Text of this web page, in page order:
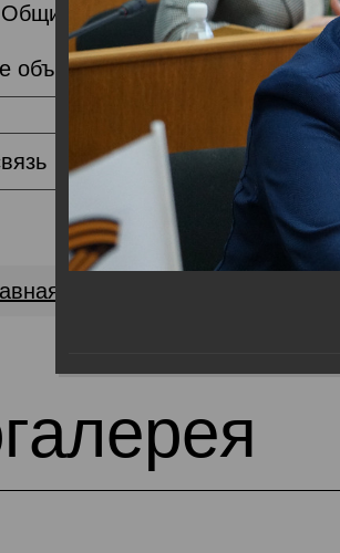
Общие сведения Депутаты
объединения
Карта сайта Поиск